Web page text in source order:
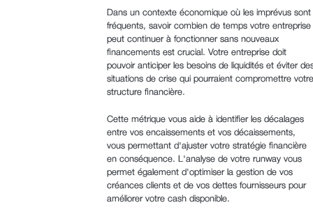
Dans un contexte économique où les imprévus sont
fréquents, savoir combien de temps votre entreprise
peut continuer à fonctionner sans nouveaux
financements est crucial. Votre entreprise doit
pouvoir anticiper les besoins de liquidités et éviter
situations de crise qui pourraient compromettre votre
structure financière.
Cette métrique vous aide à identifier les décalages
entre vos encaissements et vos décaissements,
vous permettant d'ajuster votre stratégie financière
en conséquence. L'analyse de votre runway vous
permet également d'optimiser la gestion de vos
créances clients et de vos dettes fournisseurs pour
améliorer votre cash disponible.